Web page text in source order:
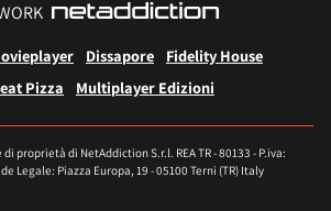
Dissapore
Fidelity House
Pizza
Multiplayer Edizioni
proprietà di NetAddiction S.r.l. REA TR - 80133 - P.iva:
Legale: Piazza Europa, 19 - 05100 Terni (TR) Italy